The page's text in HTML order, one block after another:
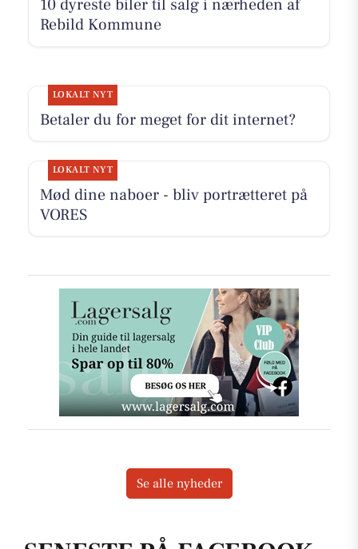
10 dyreste biler til salg i nærheden af
Rebild Kommune
LOKALT NYT
Betaler du for meget for dit internet?
LOKALT NYT
Mød dine naboer - bliv portrætteret på
VORES
Se alle nyheder